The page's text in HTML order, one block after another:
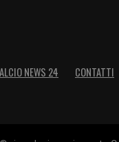
NEWS 24 CONTATTI